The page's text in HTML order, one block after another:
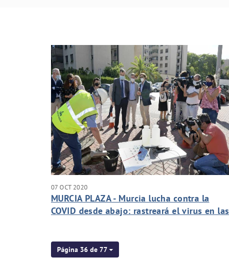
07 OCT 2020
MURCIA PLAZA - Murcia lucha contra la
COVID desde abajo: rastreará el virus en las
Página 36 de 77